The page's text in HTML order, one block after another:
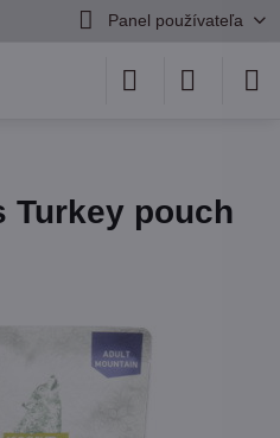
Panel používateľa
Turkey pouch